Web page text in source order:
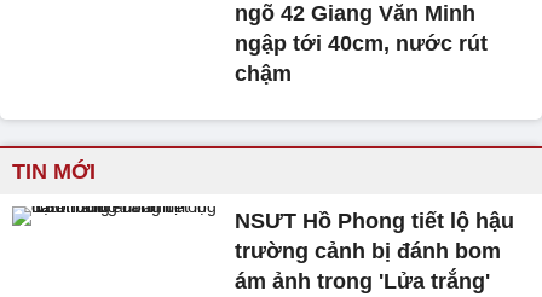
ngõ 42 Giang Văn Minh
ngập tới 40cm, nước rút
chậm
TIN MỚI
NSƯT Hồ Phong tiết lộ hậu
trường cảnh bị đánh bom
ám ảnh trong 'Lửa trắng'